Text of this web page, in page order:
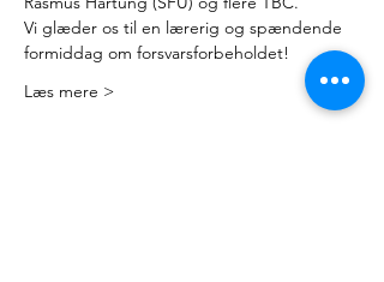
Vi glæder os til en lærerig og spændende
formiddag om forsvarsforbeholdet!
Læs mere >